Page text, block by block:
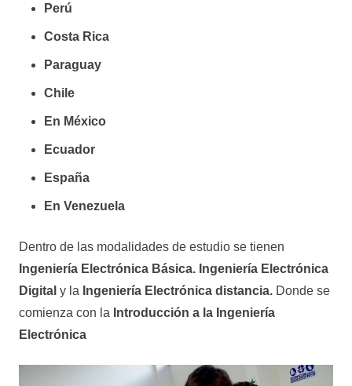
Perú
Costa Rica
Paraguay
Chile
En México
Ecuador
España
En Venezuela
Dentro de las modalidades de estudio se tienen
Ingeniería Electrónica Básica. Ingeniería Electrónica
Digital y la Ingeniería Electrónica distancia. Donde se
comienza con la Introducción a la Ingeniería
Electrónica